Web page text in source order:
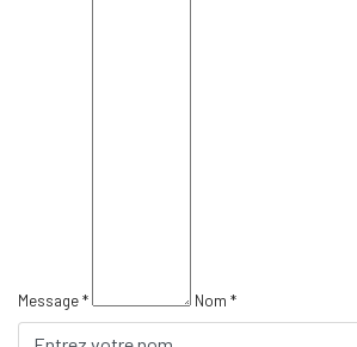
Message * Nom *